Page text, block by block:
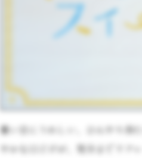
暑い日にうれしい、ひんやり冷
やかな口どけが、気分までリフ